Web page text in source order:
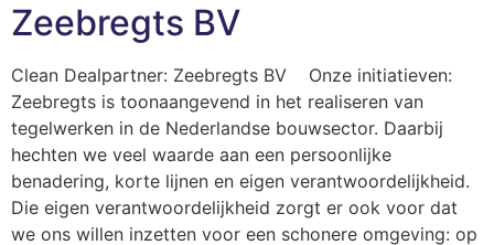
Zeebregts BV
Clean Dealpartner: Zeebregts BV Onze initiatieven:
Zeebregts is toonaangevend in het realiseren van
tegelwerken in de Nederlandse bouwsector. Daarbij
hechten we veel waarde aan een persoonlijke
benadering, korte lijnen en eigen verantwoordelijkheid.
Die eigen verantwoordelijkheid zorgt er ook voor dat
we ons willen inzetten voor een schonere omgeving: op